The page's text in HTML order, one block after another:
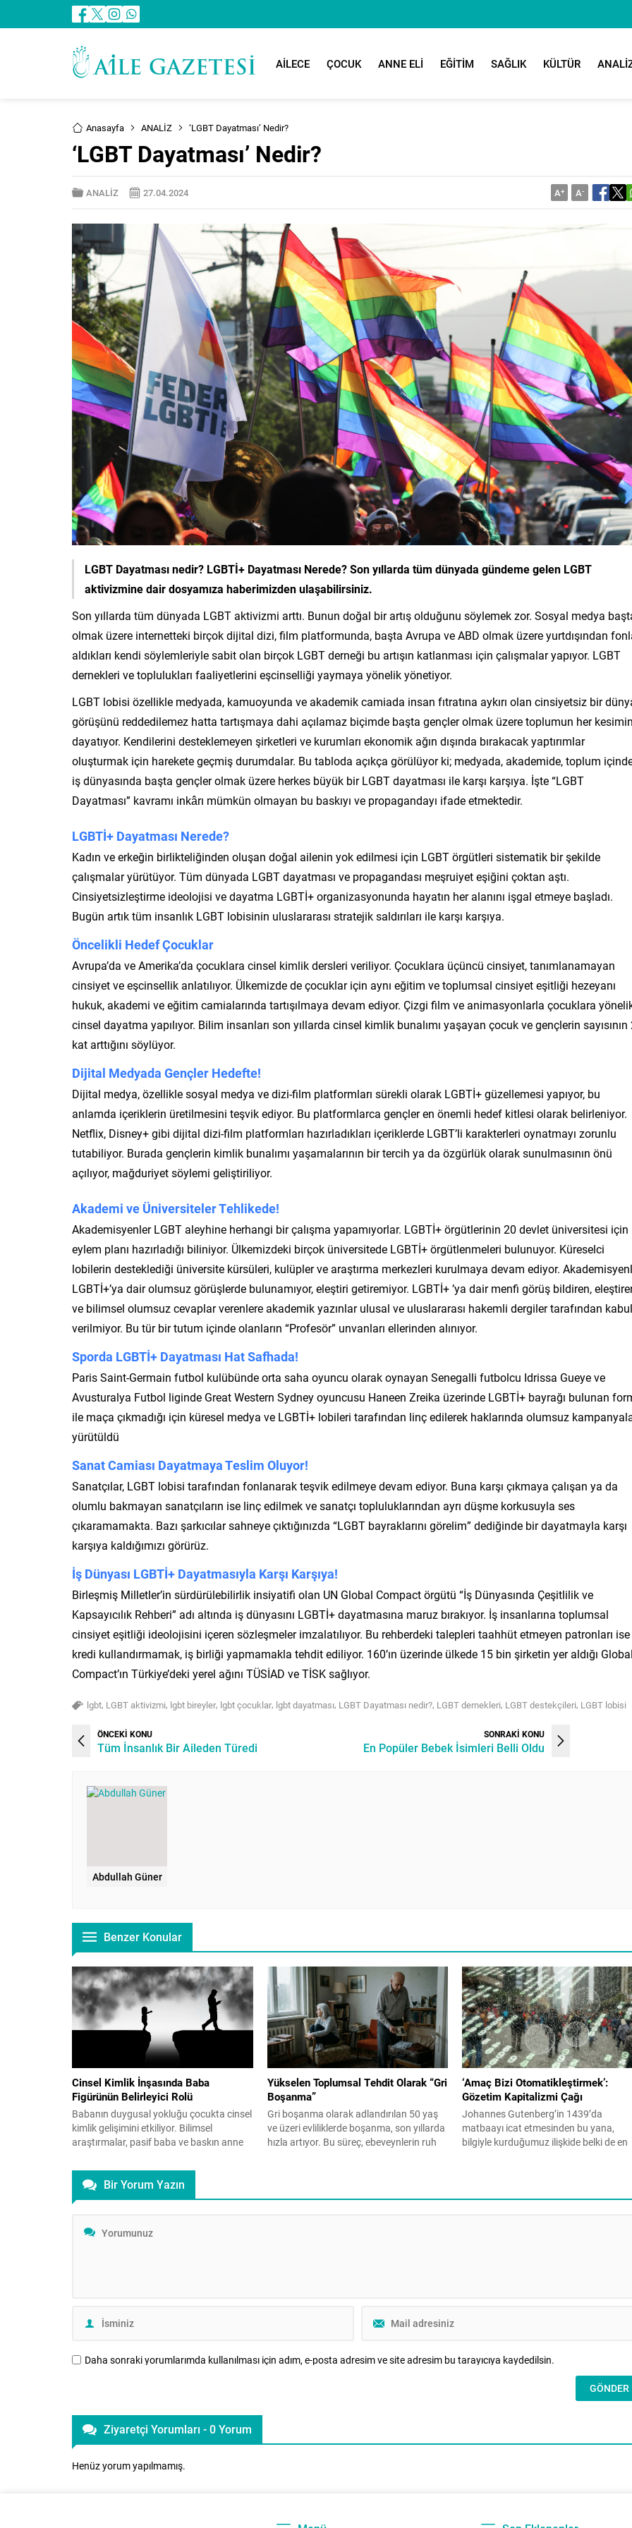
AİLECE ÇOCUK ANNE ELİ EĞİTİM SAĞLIK KÜLTÜR
Anasayfa ANALİZ ‘LGBT Dayatması’ Nedir?
‘LGBT Dayatması’ Nedir?
ANALİZ 27.04.2024 A+ A-
LGBT Dayatması nedir? LGBTİ+ Dayatması Nerede? Son yıllarda tüm dünyada gündeme gelen LGBT
aktivizmine dair dosyamıza haberimizden ulaşabilirsiniz.
Son yıllarda tüm dünyada LGBT aktivizmi arttı. Bunun doğal bir artış olduğunu söylemek zor. Sosyal medya
olmak üzere internetteki birçok dijital dizi, film platformunda, başta Avrupa ve ABD olmak üzere yurtdışından
aldıkları kendi söylemleriyle sabit olan birçok LGBT derneği bu artışın katlanması için çalışmalar yapıyor. LGBT
dernekleri ve toplulukları faaliyetlerini eşcinselliği yaymaya yönelik yönetiyor.
LGBT lobisi özellikle medyada, kamuoyunda ve akademik camiada insan fıtratına aykırı olan cinsiyetsiz bir
görüşünü reddedilemez hatta tartışmaya dahi açılamaz biçimde başta gençler olmak üzere toplumun her
dayatıyor. Kendilerini desteklemeyen şirketleri ve kurumları ekonomik ağın dışında bırakacak yaptırımlar
oluşturmak için harekete geçmiş durumdalar. Bu tabloda açıkça görülüyor ki; medyada, akademide, toplum
iş dünyasında başta gençler olmak üzere herkes büyük bir LGBT dayatması ile karşı karşıya. İşte “LGBT
Dayatması” kavramı inkârı mümkün olmayan bu baskıyı ve propagandayı ifade etmektedir.
LGBTİ+ Dayatması Nerede?
Kadın ve erkeğin birlikteliğinden oluşan doğal ailenin yok edilmesi için LGBT örgütleri sistematik bir şekilde
çalışmalar yürütüyor. Tüm dünyada LGBT dayatması ve propagandası meşruiyet eşiğini çoktan aştı.
Cinsiyetsizleştirme ideolojisi ve dayatma LGBTİ+ organizasyonunda hayatın her alanını işgal etmeye başladı.
Bugün artık tüm insanlık LGBT lobisinin uluslararası stratejik saldırıları ile karşı karşıya.
Öncelikli Hedef Çocuklar
Avrupa’da ve Amerika’da çocuklara cinsel kimlik dersleri veriliyor. Çocuklara üçüncü cinsiyet, tanımlanamayan
cinsiyet ve eşcinsellik anlatılıyor. Ülkemizde de çocuklar için aynı eğitim ve toplumsal cinsiyet eşitliği hezeyanı
hukuk, akademi ve eğitim camialarında tartışılmaya devam ediyor. Çizgi film ve animasyonlarla çocuklara
cinsel dayatma yapılıyor. Bilim insanları son yıllarda cinsel kimlik bunalımı yaşayan çocuk ve gençlerin sayısının
kat arttığını söylüyor.
Dijital Medyada Gençler Hedefte!
Dijital medya, özellikle sosyal medya ve dizi-film platformları sürekli olarak LGBTİ+ güzellemesi yapıyor, bu
anlamda içeriklerin üretilmesini teşvik ediyor. Bu platformlarca gençler en önemli hedef kitlesi olarak belirleniyor.
Netflix, Disney+ gibi dijital dizi-film platformları hazırladıkları içeriklerde LGBT’li karakterleri oynatmayı zorunlu
tutabiliyor. Burada gençlerin kimlik bunalımı yaşamalarının bir tercih ya da özgürlük olarak sunulmasının önü
açılıyor, mağduriyet söylemi geliştiriliyor.
Akademi ve Üniversiteler Tehlikede!
Akademisyenler LGBT aleyhine herhangi bir çalışma yapamıyorlar. LGBTİ+ örgütlerinin 20 devlet üniversitesi için
eylem planı hazırladığı biliniyor. Ülkemizdeki birçok üniversitede LGBTİ+ örgütlenmeleri bulunuyor. Küreselci
lobilerin desteklediği üniversite kürsüleri, kulüpler ve araştırma merkezleri kurulmaya devam ediyor.
LGBTİ+’ya dair olumsuz görüşlerde bulunamıyor, eleştiri getiremiyor. LGBTİ+ ’ya dair menfi görüş bildiren,
ve bilimsel olumsuz cevaplar verenlere akademik yazınlar ulusal ve uluslararası hakemli dergiler tarafından kabul
verilmiyor. Bu tür bir tutum içinde olanların “Profesör” unvanları ellerinden alınıyor.
Sporda LGBTİ+ Dayatması Hat Safhada!
Paris Saint-Germain futbol kulübünde orta saha oyuncu olarak oynayan Senegalli futbolcu Idrissa Gueye ve
Avusturalya Futbol liginde Great Western Sydney oyuncusu Haneen Zreika üzerinde LGBTİ+ bayrağı bulunan
ile maça çıkmadığı için küresel medya ve LGBTİ+ lobileri tarafından linç edilerek haklarında olumsuz
yürütüldü
Sanat Camiası Dayatmaya Teslim Oluyor!
Sanatçılar, LGBT lobisi tarafından fonlanarak teşvik edilmeye devam ediyor. Buna karşı çıkmaya çalışan ya da
olumlu bakmayan sanatçıların ise linç edilmek ve sanatçı topluluklarından ayrı düşme korkusuyla ses
çıkaramamakta. Bazı şarkıcılar sahneye çıktığınızda “LGBT bayraklarını görelim” dediğinde bir dayatmayla karşı
karşıya kaldığımızı görürüz.
İş Dünyası LGBTİ+ Dayatmasıyla Karşı Karşıya!
Birleşmiş Milletler’in sürdürülebilirlik insiyatifi olan UN Global Compact örgütü “İş Dünyasında Çeşitlilik ve
Kapsayıcılık Rehberi” adı altında iş dünyasını LGBTİ+ dayatmasına maruz bırakıyor. İş insanlarına toplumsal
cinsiyet eşitliği ideolojisini içeren sözleşmeler imzalatılıyor. Bu rehberdeki talepleri taahhüt etmeyen patronları ise
kredi kullandırmamak, iş birliği yapmamakla tehdit ediliyor. 160’ın üzerinde ülkede 15 bin şirketin yer aldığı Global
Compact’ın Türkiye’deki yerel ağını TÜSİAD ve TİSK sağlıyor.
lgbt, LGBT aktivizmi, lgbt bireyler, lgbt çocuklar, lgbt dayatması, LGBT Dayatması nedir?, LGBT dernekleri, LGBT destekçileri, LGBT lobisi
ÖNCEKİ KONU
Tüm İnsanlık Bir Aileden Türedi
SONRAKİ KONU
En Popüler Bebek İsimleri Belli Oldu
Abdullah Güner
Benzer Konular
Cinsel Kimlik İnşasında Baba
Figürünün Belirleyici Rolü
Babanın duygusal yokluğu çocukta cinsel
kimlik gelişimini etkiliyor. Bilimsel
araştırmalar, pasif baba ve baskın anne
gelişimini doğrudan etkilediğini ortaya
koyuyor. İnsanın kimlik gelişimi yalnızca
biyolojik bir süreç değildir. Bu gelişim,
niteliğiyle şekillenir. Çocuk, dünyayı ancak
ebeveynini “güvenli bir merkez” olarak
Yükselen Toplumsal Tehdit Olarak “Gri
Boşanma”
Gri boşanma olarak adlandırılan 50 yaş
ve üzeri evliliklerde boşanma, son yıllarda
hızla artıyor. Bu süreç, ebeveynlerin ruh
kurumunun korunması ve güçlendirilmesi,
‘Amaç Bizi Otomatikleştirmek’:
Gözetim Kapitalizmi Çağı
Johannes Gutenberg’in 1439’da
matbaayı icat etmesinden bu yana,
bilgiyle kurduğumuz ilişkide belki de en
Katolik Kilisesi’nin sarsılmaz otoritesini
Bir Yorum Yazın
Daha sonraki yorumlarımda kullanılması için adım, e-posta adresim ve site adresim bu tarayıcıya kaydedilsin.
Ziyaretçi Yorumları - 0 Yorum
Henüz yorum yapılmamış.